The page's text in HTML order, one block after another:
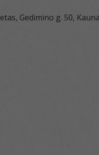
Gedimino g. 50,